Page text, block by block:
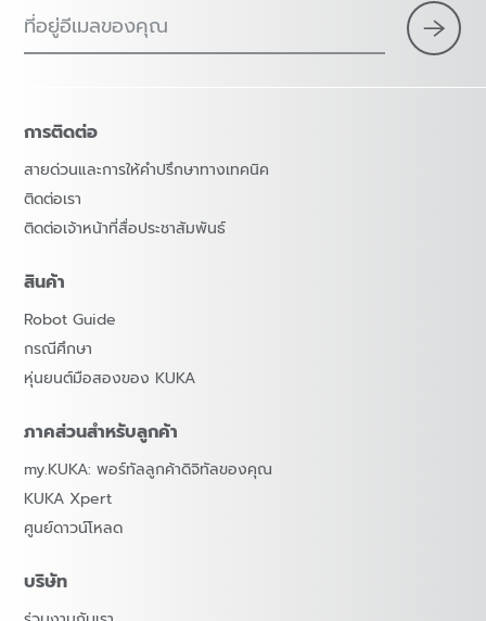
ที่อยู่อีเมลของคุณ
การติดต่อ
สายด่วนและการให้คำปรึกษาทางเทคนิค
ติดต่อเรา
ติดต่อเจ้าหน้าที่สื่อประชาสัมพันธ์
สินค้า
Robot Guide
กรณีศึกษา
หุ่นยนต์มือสองของ KUKA
ภาคส่วนสำหรับลูกค้า
my.KUKA: พอร์ทัลลูกค้าดิจิทัลของคุณ
KUKA Xpert
ศูนย์ดาวน์โหลด
บริษัท